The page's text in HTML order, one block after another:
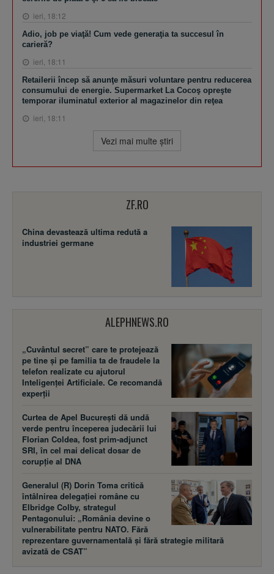
ieri, 18:12
Adio, job pe viaţă! Cum vede generaţia ta succesul în
carieră?
ieri, 18:11
Retailerii încep să anunţe măsuri voluntare pentru reducerea
consumului de energie. Supermarket La Cocoş opreşte
temporar iluminatul exterior al magazinelor din reţea
ieri, 18:11
Vezi mai multe ştiri
ZF.RO
China devastează ultima redută a
industriei germane
ALEPHNEWS.RO
„Cuvântul secret” care te protejează
pe tine și pe familia ta de fraudele la
telefon realizate cu ajutorul
Inteligenței Artificiale. Ce recomandă
experții
Curtea de Apel București dă undă
verde pentru începerea judecării lui
Florian Coldea, fost prim-adjunct
SRI, în cel mai delicat dosar de
corupție al DNA
Generalul (R) Dorin Toma critică
întâlnirea delegației române cu
Elbridge Colby, strategul
Pentagonului: „România devine o
vulnerabilitate pentru NATO. Fără
reprezentare guvernamentală și fără strategie militară
avizată de CSAT”